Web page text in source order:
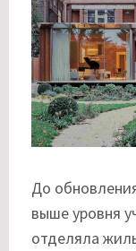
До
выше уровня
отделяла